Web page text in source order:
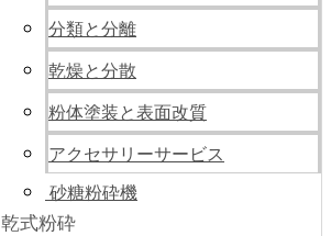
分類と分離
乾燥と分散
粉体塗装と表面改質
アクセサリーサービス
砂糖粉砕機
乾式粉砕